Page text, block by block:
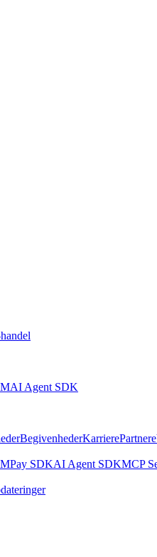
AI Agent SDK
BegivenhederKarrierePartnere
Pay SDKAI Agent SDKMCP